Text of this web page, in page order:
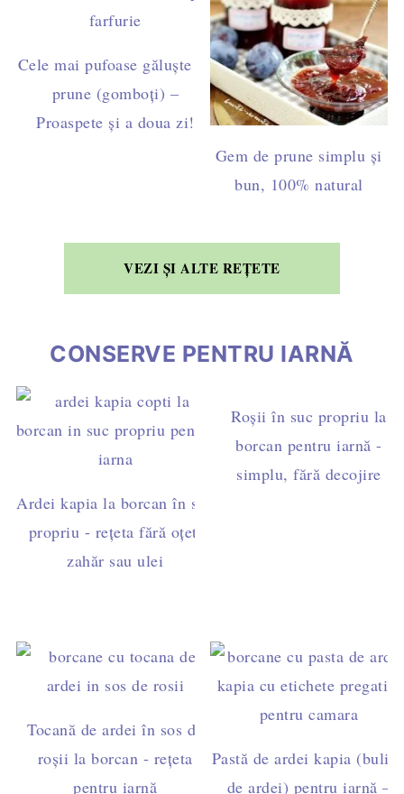
Cele mai pufoase găluște cu
prune (gomboți) –
Proaspete și a doua zi!
Gem de prune simplu și
bun, 100% natural
VEZI ȘI ALTE REȚETE
CONSERVE PENTRU IARNĂ
Ardei kapia la borcan în suc
propriu - rețeta fără oțet,
zahăr sau ulei
Roșii în suc propriu la
borcan pentru iarnă -
simplu, fără decojire
Tocană de ardei în sos de
roșii la borcan - rețeta
pentru iarnă
Pastă de ardei kapia
de ardei) pentru iarnă –